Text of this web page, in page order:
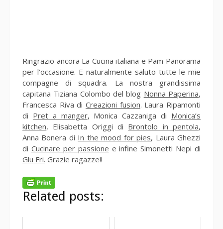
Ringrazio ancora La Cucina italiana e Pam Panorama
per l’occasione. E naturalmente saluto tutte le mie
compagne di squadra. La nostra grandissima
capitana Tiziana Colombo del blog Nonna Paperina,
Francesca Riva di Creazioni fusion. Laura Ripamonti
di Pret a manger, Monica Cazzaniga di Monica’s
kitchen, Elisabetta Origgi di Brontolo in pentola,
Anna Bonera di In the mood for pies, Laura Ghezzi
di Cucinare per passione e infine Simonetti Nepi di
Glu Fri. Grazie ragazze!!
Related posts: